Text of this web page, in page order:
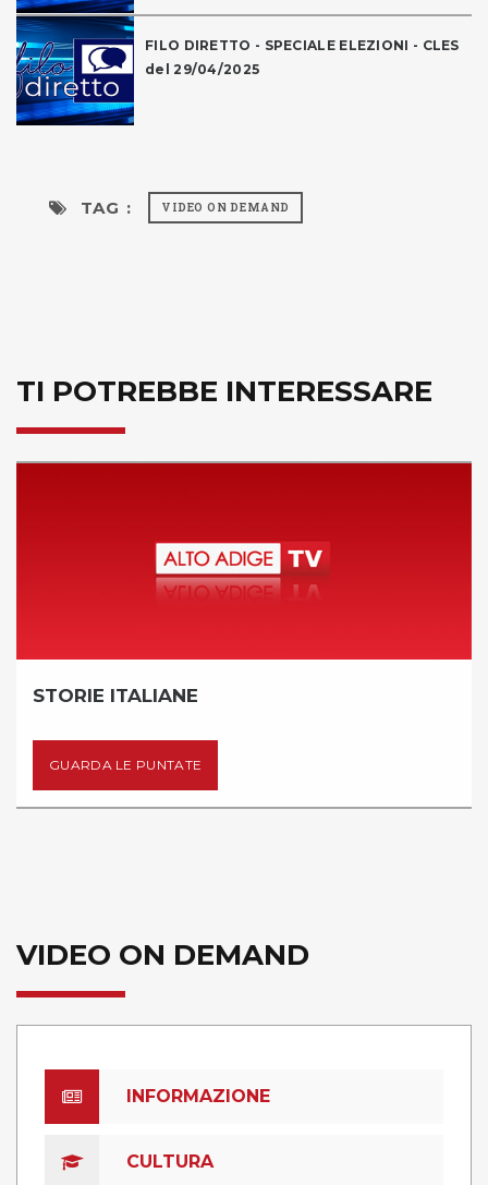
FILO DIRETTO - SPECIALE ELEZIONI - CLES
del 29/04/2025
TAG : VIDEO ON DEMAND
TI POTREBBE INTERESSARE
ITALIANE
LE PUNTATE
VIDEO ON DEMAND
INFORMAZIONE
CULTURA